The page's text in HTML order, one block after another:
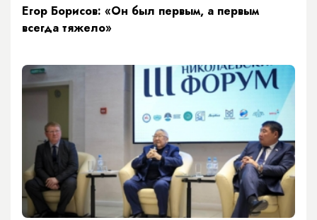
Егор Борисов: «Он был первым, а первым
всегда тяжело»